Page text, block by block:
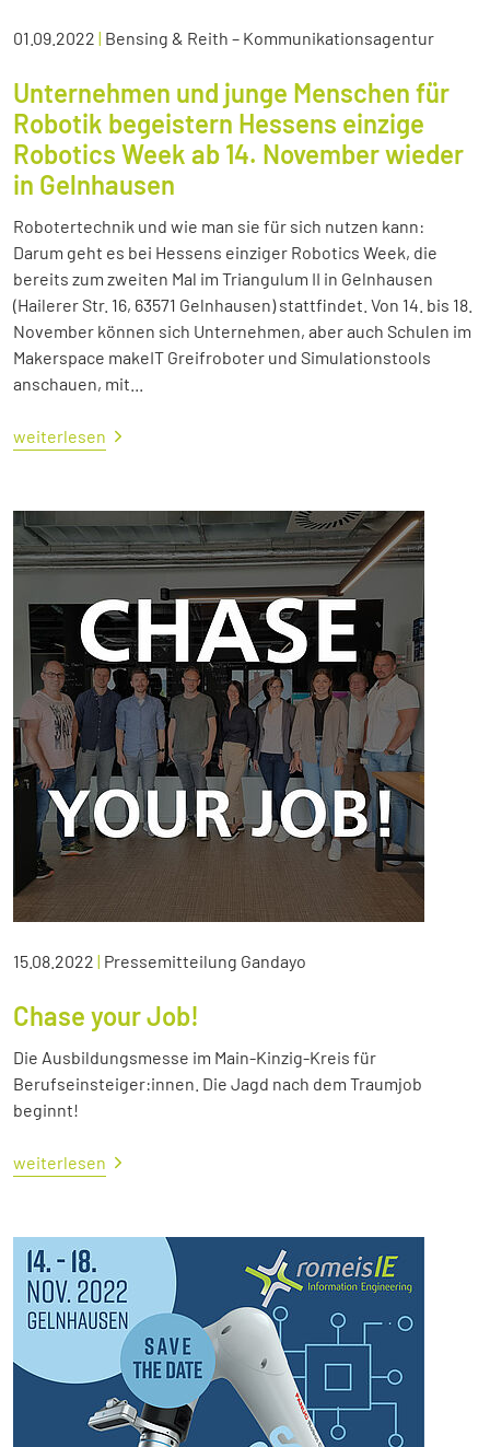
01.09.2022 | Bensing & Reith – Kommunikationsagentur
Unternehmen und junge Menschen für
Robotik begeistern Hessens einzige
Robotics Week ab 14. November wieder
in Gelnhausen
Robotertechnik und wie man sie für sich nutzen kann:
Darum geht es bei Hessens einziger Robotics Week, die
bereits zum zweiten Mal im Triangulum II in Gelnhausen
(Hailerer Str. 16, 63571 Gelnhausen) stattfindet. Von 14. bis 18.
November können sich Unternehmen, aber auch Schulen im
Makerspace makeIT Greifroboter und Simulationstools
anschauen, mit...
weiterlesen
15.08.2022 | Pressemitteilung Gandayo
Chase your Job!
Die Ausbildungsmesse im Main-Kinzig-Kreis für
Berufseinsteiger:innen. Die Jagd nach dem Traumjob
beginnt!
weiterlesen